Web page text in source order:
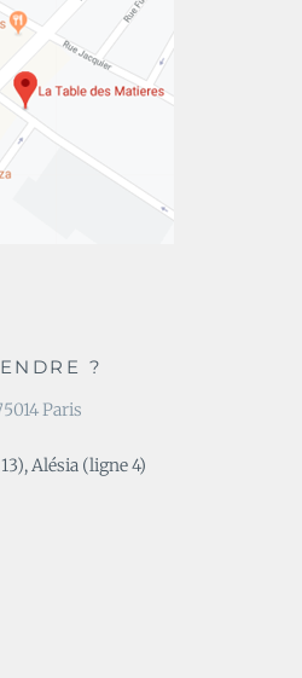
?
Paris
Alésia (ligne 4)